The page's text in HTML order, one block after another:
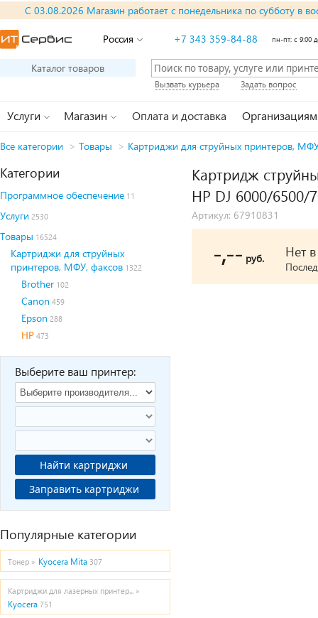
С 03.08.2026 Магазин работает с понедельника по субботу в
Россия +7 343 359-84-88 пн-пт: с 9:00
Каталог товаров
Вызвать курьера Задать вопрос
Услуги Магазин Оплата и доставка Организациям
Все категории > Товары > Картриджи для струйных принтеров,
Категории
Программное обеспечение 11
Услуги 2530
Товары 16524
Картриджи для струйных
принтеров, МФУ, факсов 1322
Brother 102
Canon 459
Epson 288
HP 473
Выберите ваш принтер:
Найти картриджи
Заправить картриджи
Популярные категории
Тонер » Kyocera Mita 307
Картриджи для лазерных принтер... »
Kyocera 751
Картридж
HP DJ 6000/6500/
Артикул: 67910831
-,-- руб. Нет